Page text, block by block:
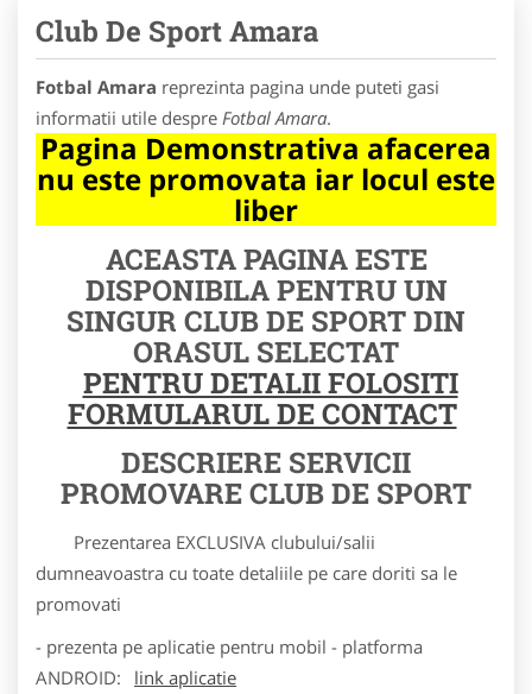
Club De Sport Amara
Fotbal Amara reprezinta pagina unde puteti gasi
informatii utile despre Fotbal Amara.
Pagina Demonstrativa afacerea
nu este promovata iar locul este
liber
ACEASTA PAGINA ESTE
DISPONIBILA PENTRU UN
SINGUR CLUB DE SPORT DIN
ORASUL SELECTAT
PENTRU DETALII FOLOSITI
FORMULARUL DE CONTACT
DESCRIERE SERVICII
PROMOVARE CLUB DE SPORT
Prezentarea EXCLUSIVA clubului/salii
dumneavoastra cu toate detaliile pe care doriti sa le
promovati
- prezenta pe aplicatie pentru mobil - platforma
ANDROID:
link aplicatie